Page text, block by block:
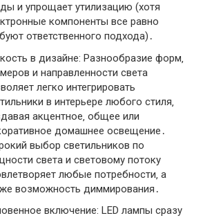
и упрощает утилизацию (хотя
компоненты все равно
ответственного подхода)․
в дизайне: Разнообразие форм‚
и направленности света
легко интегрировать
в интерьере любого стиля‚
акцентное‚ общее или
домашнее освещение․
выбор светильников по
света и световому потоку
любые потребности‚ а
возможность диммирования․
включение: LED лампы сразу